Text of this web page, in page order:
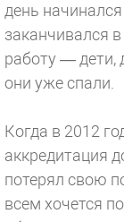
день
заканчивался
работу — дети,
они уже спали.
Когда в 2012
аккредитация
потерял свою
всем хочется